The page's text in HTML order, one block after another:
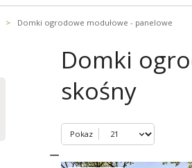
Domki ogrodowe modułowe - panelowe
Domki
skośny
Pokaz